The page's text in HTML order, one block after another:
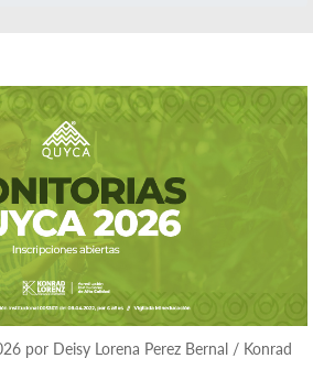
por Deisy Lorena Perez Bernal / Konrad